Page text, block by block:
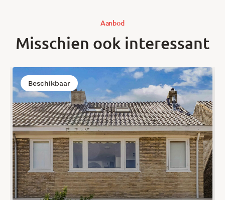
Aanbod
Misschien ook interessant
Beschikbaar